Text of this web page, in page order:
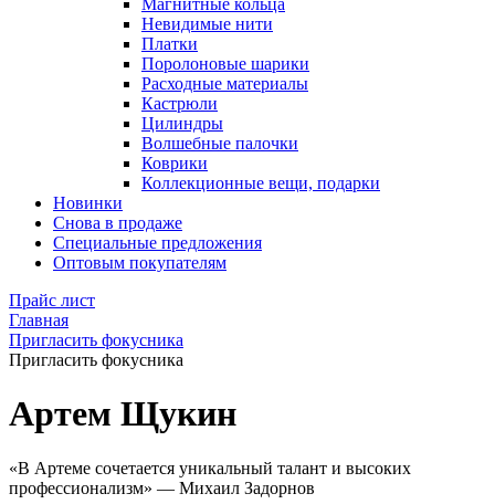
Магнитные кольца
Невидимые нити
Платки
Поролоновые шарики
Расходные материалы
Кастрюли
Цилиндры
Волшебные палочки
Коврики
Коллекционные вещи, подарки
Новинки
Снова в продаже
Специальные предложения
Оптовым покупателям
Прайс лист
Главная
Пригласить фокусника
Пригласить фокусника
Артем Щукин
«В Артеме сочетается уникальный талант и высоких
профессионализм» — Михаил Задорнов